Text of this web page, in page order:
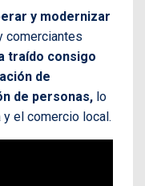
y modernizar
comerciantes
traído consigo
de
de personas, lo
el comercio local.